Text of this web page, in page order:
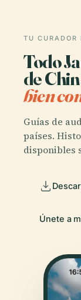
TU CURADOR
Todo
de
bien
Guías de
países.
disponibles
Únete a